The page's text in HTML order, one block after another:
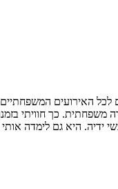
לכל האירועים
משפחתית. כך חוויתי
היא גם לימדה אותי